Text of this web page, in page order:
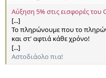
Αύξηση 5% στις εισφορές
[...]
Το πληρώνουμε που το
και στ' αφτιά κάθε χρόνο!
[...]
Αστοδιάολο πια!